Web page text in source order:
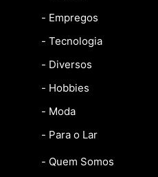
- Empregos
- Tecnologia
- Diversos
- Hobbies
- Moda
- Para o Lar
- Quem Somos